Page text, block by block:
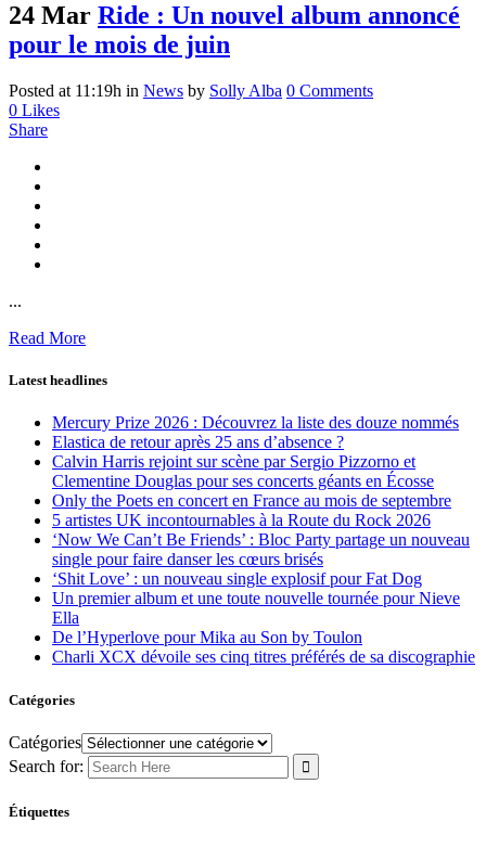
24 Mar Ride : Un nouvel album annoncé
pour le mois de juin
Posted at 11:19h in News by Solly Alba 0 Comments
0 Likes
Share
...
Read More
Latest headlines
Mercury Prize 2026 : Découvrez la liste des douze nommés
Elastica de retour après 25 ans d’absence ?
Calvin Harris rejoint sur scène par Sergio Pizzorno et
Clementine Douglas pour ses concerts géants en Écosse
Only the Poets en concert en France au mois de septembre
5 artistes UK incontournables à la Route du Rock 2026
‘Now We Can’t Be Friends’ : Bloc Party partage un nouveau
single pour faire danser les cœurs brisés
‘Shit Love’ : un nouveau single explosif pour Fat Dog
Un premier album et une toute nouvelle tournée pour Nieve
Ella
De l’Hyperlove pour Mika au Son by Toulon
Charli XCX dévoile ses cinq titres préférés de sa discographie
Catégories
Catégories
Search for:
Étiquettes